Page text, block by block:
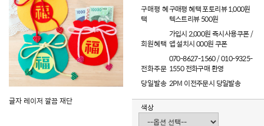
글자 레이저 깔끔 재단
구매평 혜
택
구매평 혜택 포토리뷰 1,000원
텍스트리뷰 500원
회원혜택
가입시 2,000원 즉시사용쿠폰 /
앱 설치시 000원 쿠폰
전화주문
070-8627-1560 / 010-9325-
1550 전화구매 환영
당일발송 2PM 이전주문시 당일발송
색상